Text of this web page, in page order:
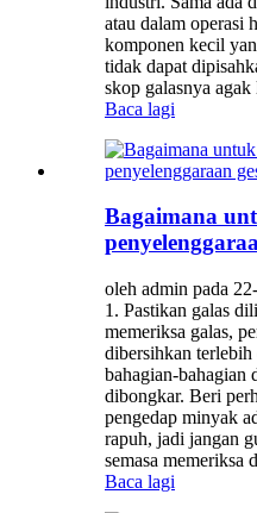
atau dalam operasi
komponen kecil
tidak dapat
skop galasnya agak
Baca lagi
Bagaimana
oleh admin pada
1. Pastikan galas
memeriksa galas,
dibersihkan
bahagian-bahagian
dibongkar. Beri
pengedap minyak
rapuh, jadi jangan
semasa memeriksa
Baca lagi